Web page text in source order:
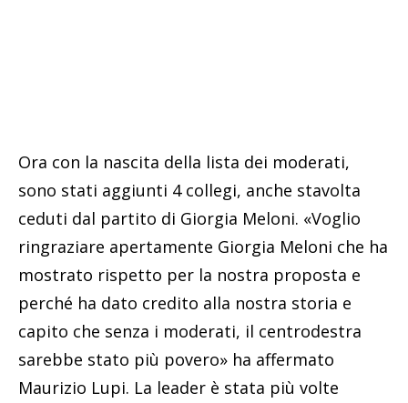
Ora con la nascita della lista dei moderati,
sono stati aggiunti 4 collegi, anche stavolta
ceduti dal partito di Giorgia Meloni. «Voglio
ringraziare apertamente Giorgia Meloni che ha
mostrato rispetto per la nostra proposta e
perché ha dato credito alla nostra storia e
capito che senza i moderati, il centrodestra
sarebbe stato più povero» ha affermato
Maurizio Lupi. La leader è stata più volte